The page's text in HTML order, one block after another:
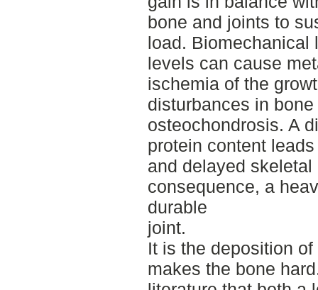
bone and joints to
load. Biomechanical
levels can cause
ischemia of the
disturbances in
osteochondrosis. A
protein content
and delayed
consequence, a
durable
joint.
It is the deposition
makes the bone